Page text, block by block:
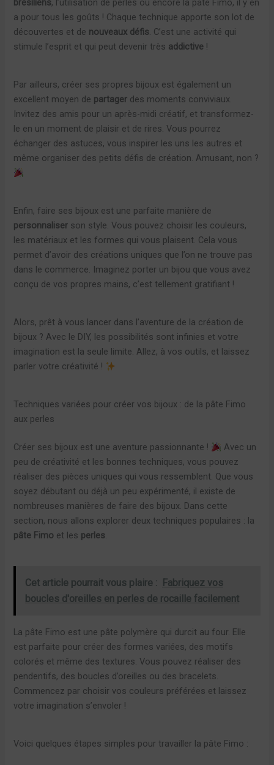
brésiliens, l’utilisation de perles ou encore la pâte Fimo, il y en
a pour tous les goûts ! Chaque technique apporte son lot de
découvertes et de nouveaux défis. C’est une activité qui
stimule l’esprit et qui peut devenir très addictive !
Par ailleurs, créer ses propres bijoux est également un
excellent moyen de partager des moments conviviaux.
Invitez des amis pour un après-midi créatif, et transformez-
le en un moment de plaisir et de rires. Vous pourrez
échanger des astuces, vous inspirer les uns les autres et
même organiser des petits défis de création. Amusant, non ?
Enfin, faire ses bijoux est une parfaite manière de
personnaliser son style. Vous pouvez choisir les couleurs,
les matériaux et les formes qui vous plaisent. Cela vous
permet d’avoir des créations uniques que l’on ne trouve pas
dans le commerce. Imaginez porter un bijou que vous avez
conçu de vos propres mains, c’est tellement gratifiant !
Alors, prêt à vous lancer dans l’aventure de la création de
bijoux ? Avec le DIY, les possibilités sont infinies et votre
imagination est la seule limite. Allez, à vos outils, et laissez
parler votre créativité !
Techniques variées pour créer vos bijoux : de la pâte Fimo
aux perles
Créer ses bijoux est une aventure passionnante !
Avec un
peu de créativité et les bonnes techniques, vous pouvez
réaliser des pièces uniques qui vous ressemblent. Que vous
soyez débutant ou déjà un peu expérimenté, il existe de
nombreuses manières de faire des bijoux. Dans cette
section, nous allons explorer deux techniques populaires : la
pâte Fimo et les perles.
Cet article pourrait vous plaire :
Fabriquez vos
boucles d'oreilles en perles de rocaille facilement
La pâte Fimo est une pâte polymère qui durcit au four. Elle
est parfaite pour créer des formes variées, des motifs
colorés et même des textures. Vous pouvez réaliser des
pendentifs, des boucles d’oreilles ou des bracelets.
Commencez par choisir vos couleurs préférées et laissez
votre imagination s’envoler !
Voici quelques étapes simples pour travailler la pâte Fimo :